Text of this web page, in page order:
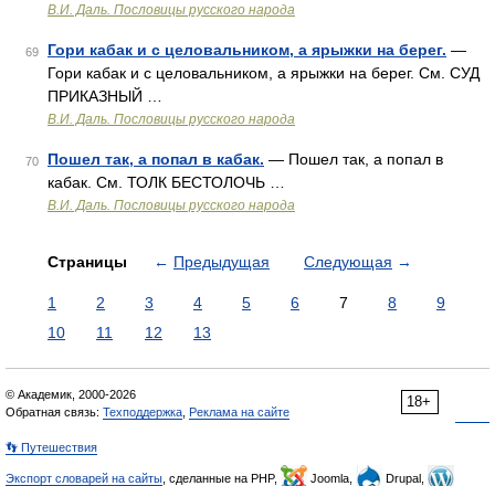
В.И. Даль. Пословицы русского народа
69 Гори кабак и с целовальником, а ярыжки на берег. —
Гори кабак и с целовальником, а ярыжки на берег. См. СУД
ПРИКАЗНЫЙ …
В.И. Даль. Пословицы русского народа
70 Пошел так, а попал в кабак. — Пошел так, а попал в
кабак. См. ТОЛК БЕСТОЛОЧЬ …
В.И. Даль. Пословицы русского народа
Страницы ← Предыдущая Следующая →
1 2 3 4 5 6 7 8
9
10
11 12 13
18+
© Академик, 2000-2026
Обратная связь: Техподдержка Реклама на сайте
👣 Путешествия
Экспорт словарей на сайты , сделанные на PHP, Joomla,
Drupal,